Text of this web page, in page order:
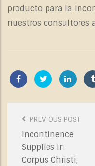
producto para la
nuestros consultores
Post
Navigation
PREVIOUS POST
Incontinence
Supplies in
Corpus Christi,